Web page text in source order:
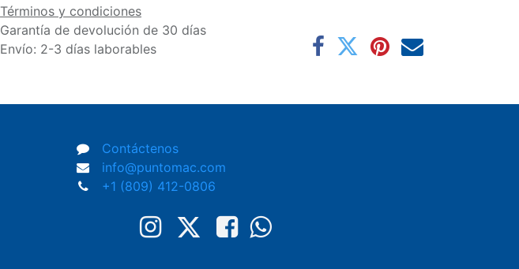
Términos y condiciones
Garantía de devolución de 30 días
Envío: 2-3 días laborables
Contáctenos
info@puntomac.com
+1 (809) 412-0806